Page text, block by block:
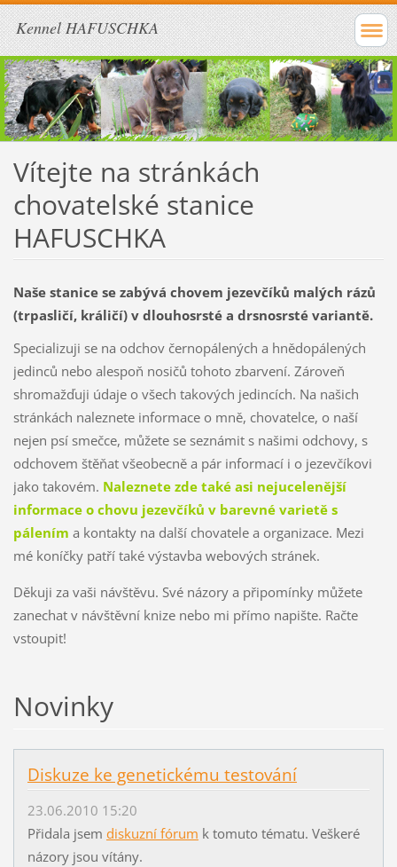
Kennel HAFUSCHKA
Vítejte na stránkách
chovatelské stanice
HAFUSCHKA
Naše stanice se zabývá chovem jezevčíků malých rázů
(trpasličí, králičí) v dlouhosrsté a drsnosrsté variantě.
Specializuji se na odchov černopálených a hnědopálených
jedinců nebo alespoň nosičů tohoto zbarvení. Zároveň
shromažďuji údaje o všech takových jedincích. Na našich
stránkách naleznete informace o mně, chovatelce, o naší
nejen psí smečce, můžete se seznámit s našimi odchovy, s
odchovem štěňat všeobecně a pár informací i o jezevčíkovi
jako takovém. Naleznete zde také asi nejucelenější
informace o chovu jezevčíků v barevné varietě s
pálením a kontakty na další chovatele a organizace. Mezi
mé koníčky patří také výstavba webových stránek.
Děkuji za vaši návštěvu. Své názory a připomínky můžete
zanechat v návštěvní knize nebo mi přímo napište. Račte
vstoupit!
Novinky
Diskuze ke genetickému testování
23.06.2010 15:20
Přidala jsem diskuzní fórum k tomuto tématu. Veškeré
názory jsou vítány.